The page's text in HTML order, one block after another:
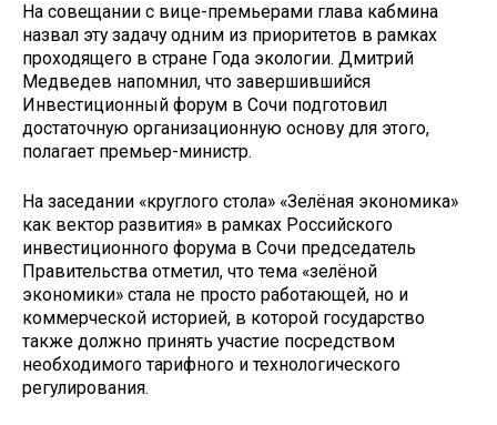
На совещании с вице-премьерами глава кабмина
назвал эту задачу одним из приоритетов в рамках
проходящего в стране Года экологии. Дмитрий
Медведев напомнил, что завершившийся
Инвестиционный форум в Сочи подготовил
достаточную организационную основу для этого,
полагает премьер-министр.
На заседании «круглого стола» «Зелёная экономика»
как вектор развития» в рамках Российского
инвестиционного форума в Сочи председатель
Правительства отметил, что тема «зелёной
экономики» стала не просто работающей, но и
коммерческой историей, в которой государство
также должно принять участие посредством
необходимого тарифного и технологического
регулирования.